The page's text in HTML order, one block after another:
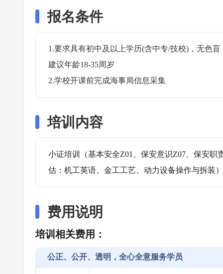
报名条件
1.要求具有初中及以上学历(含中专/技校)，无色
建议年龄18-35周岁
2.学校开课前完成海事局信息采集
培训内容
小证培训（基本安全Z01、保安意识Z07、保安
估：机工英语、金工工艺、动力设备操作与拆装）
费用说明
培训相关费用：
公正、公开、透明，全心全意服务学员